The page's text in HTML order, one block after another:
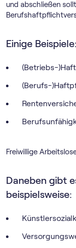
und abschließen
Einige Beispiele:
(Betriebs-
(Berufs-
Freiwillige
Daneben gibt
beispielsweise: